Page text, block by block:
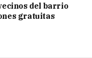
del barrio
gratuitas